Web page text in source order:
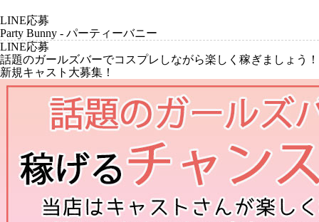
LINE応募
Party Bunny - パーティーバニー
LINE応募
話題のガールズバーでコスプレしながら楽しく稼ぎましょう！
新規キャスト大募集！